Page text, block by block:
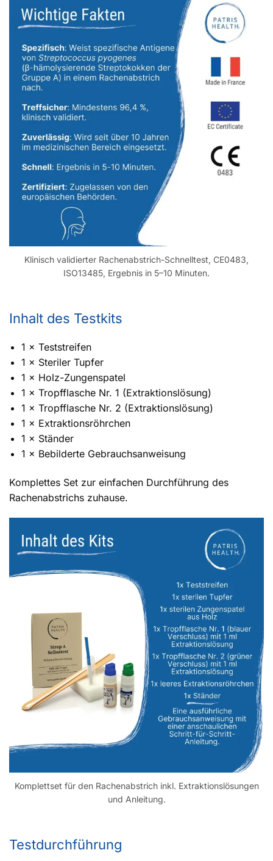
Klinisch validierter Rachenabstrich-Schnelltest, CE0483,
ISO13485, Ergebnis in 5–10 Minuten.
Inhalt des Testkits
1 × Teststreifen
1 × Steriler Tupfer
1 × Holz-Zungenspatel
1 × Tropfflasche Nr. 1 (Extraktionslösung)
1 × Tropfflasche Nr. 2 (Extraktionslösung)
1 × Extraktionsröhrchen
1 × Ständer
1 × Bebilderte Gebrauchsanweisung
Komplettes Set zur einfachen Durchführung des
Rachenabstrichs zuhause.
Komplettset für den Rachenabstrich inkl. Extraktionslösungen
und Anleitung.
Testdurchführung